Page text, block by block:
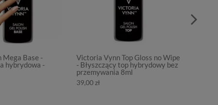
Base -
hybrydowa -
Victoria Vynn Top Gloss no Wipe
- Błyszczący top hybrydowy bez
przemywania 8ml
39,00 zł